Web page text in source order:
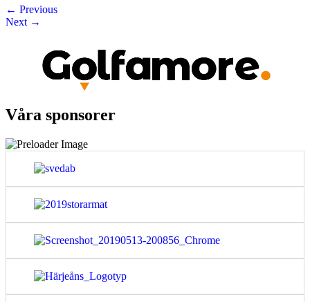
← Previous
Next →
Våra sponsorer